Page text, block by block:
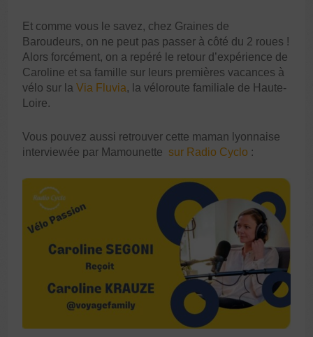
Et comme vous le savez, chez Graines de
Baroudeurs, on ne peut pas passer à côté du 2 roues !
Alors forcément, on a repéré le retour d’expérience de
Caroline et sa famille sur leurs premières vacances à
vélo sur laVia Fluvia, la véloroute familiale de Haute-
Loire.
Vous pouvez aussi retrouver cette maman lyonnaise
interviewée par Mamounette sur Radio Cyclo :